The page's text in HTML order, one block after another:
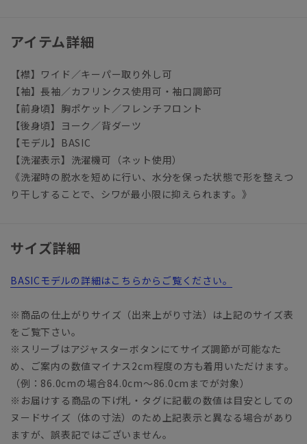
アイテム詳細
【襟】ワイド／キーパー取り外し可
【袖】長袖／カフリンクス使用可・袖口調節可
【前身頃】胸ポケット／フレンチフロント
【後身頃】ヨーク／背ダーツ
【モデル】BASIC
【洗濯表示】洗濯機可（ネット使用）
《洗濯時の脱水を短めに行い、水分を保った状態で形を整えつ
り干しすることで、シワが最小限に抑えられます。》
サイズ詳細
BASICモデルの詳細はこちらからご覧ください。
※商品の仕上がりサイズ（出来上がり寸法）は上記のサイズ表
をご覧下さい。
※スリーブはアジャスターボタンにてサイズ調節が可能なた
め、ご案内の数値マイナス2cm程度の方も着用いただけます。
（例：86.0cmの場合84.0cm～86.0cmまでが対象）
※お届けする商品の下げ札・タグに記載の数値は目安としての
ヌードサイズ（体の寸法）のため上記表示と異なる場合があり
ますが、誤表記ではございません。